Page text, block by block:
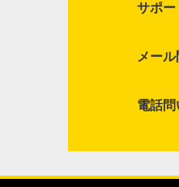
サポー
メー
電話